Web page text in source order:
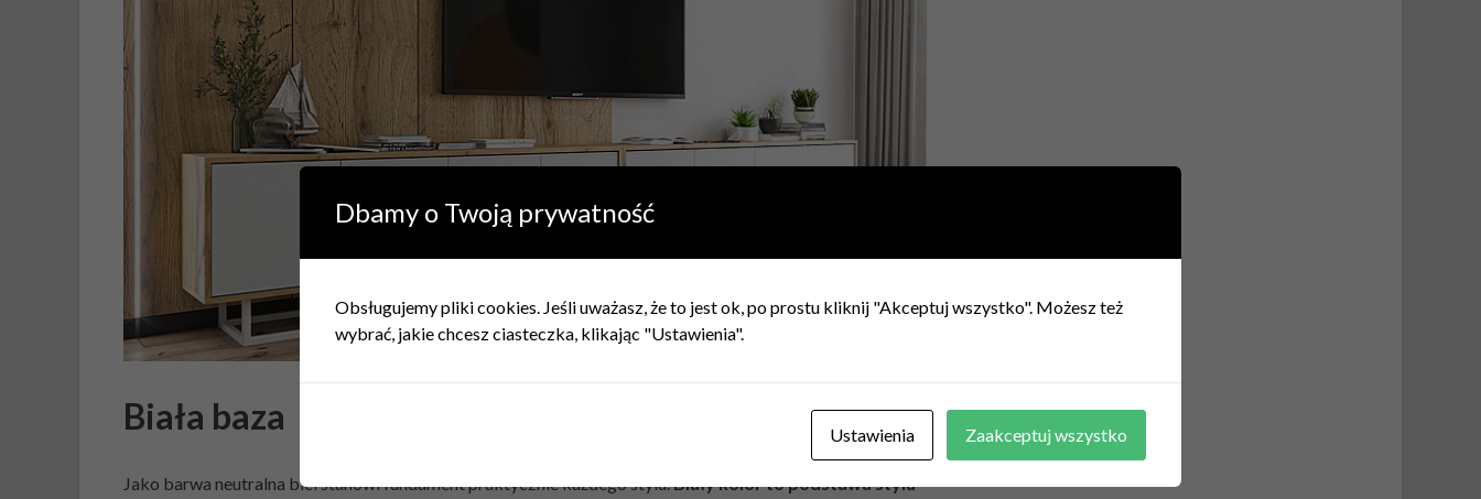
Biała baza
Jako barwa neutralna biel stanowi fundament praktycznie każdego stylu.Biały kolor to podstawa stylu
Dbamy o Twoją prywatność
Obsługujemy pliki cookies. Jeśli uważasz, że to jest ok, po prostu kliknij "Akceptuj wszystko". Możesz też
wybrać, jakie chcesz ciasteczka, klikając "Ustawienia".
Ustawienia Zaakceptuj wszystko